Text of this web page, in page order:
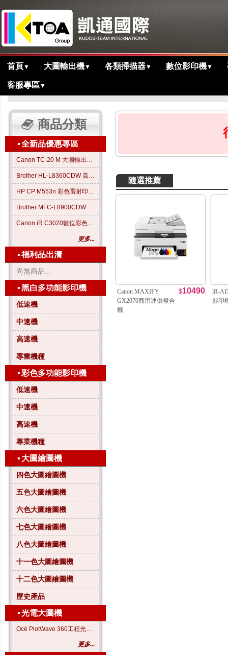
首頁▼ 大圖輸出機▼ 各類掃描器▼ 數位影印機▼
客服專區▼
主目錄
商品分類
▪全新品優惠專區
Canon TC-20 M 大圖輸出繪圖機
Brother HL-L8360CDW 高效彩色雷射印表機
HP CP M553n 彩色雷射印表機
Brother MFC-L8900CDW
Canon iR C3020數位彩色影印機
更多...
▪福利品出清
尚無商品...
▪黑白多功能影印機
低速機
中速機
高速機
專業機種
▪彩色多功能影印機
低速機
中速機
高速機
專業機種
▪ 大圖繪圖機
四色大圖繪圖機
五色大圖繪圖機
六色大圖繪圖機
七色大圖繪圖機
八色大圖繪圖機
十一色大圖繪圖機
十二色大圖繪圖機
歷史產品
▪光電大圖機
Océ PlotWave 360工程光電大圖機
更多...
隨選推薦
Canon MAXIFY
GX2070商用連供複合
機
$10490
iR-
影印